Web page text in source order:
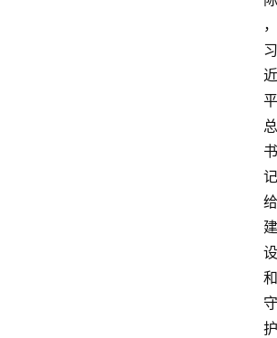
，
习
近
平
总
书
记
给
建
设
和
守
护